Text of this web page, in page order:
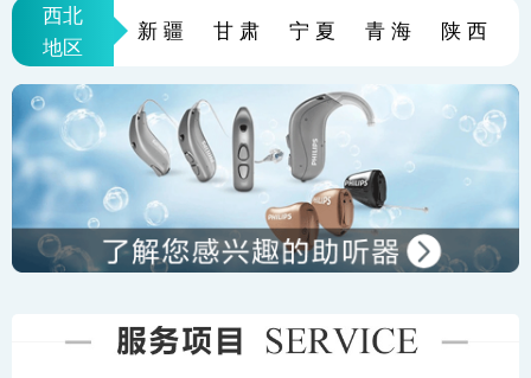
西北
新疆 甘肃 宁夏 青海 陕西
地区